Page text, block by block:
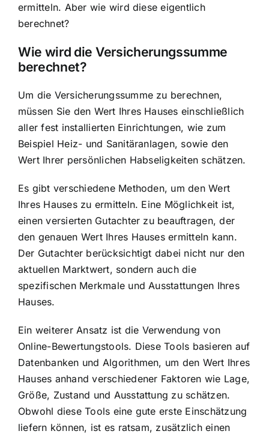
ermitteln. Aber wie wird diese eigentlich
berechnet?
Wie wird die Versicherungssumme
berechnet?
Um die Versicherungssumme zu berechnen,
müssen Sie den Wert Ihres Hauses einschließlich
aller fest installierten Einrichtungen, wie zum
Beispiel Heiz- und Sanitäranlagen, sowie den
Wert Ihrer persönlichen Habseligkeiten schätzen.
Es gibt verschiedene Methoden, um den Wert
Ihres Hauses zu ermitteln. Eine Möglichkeit ist,
einen versierten Gutachter zu beauftragen, der
den genauen Wert Ihres Hauses ermitteln kann.
Der Gutachter berücksichtigt dabei nicht nur den
aktuellen Marktwert, sondern auch die
spezifischen Merkmale und Ausstattungen Ihres
Hauses.
Ein weiterer Ansatz ist die Verwendung von
Online-Bewertungstools. Diese Tools basieren auf
Datenbanken und Algorithmen, um den Wert Ihres
Hauses anhand verschiedener Faktoren wie Lage,
Größe, Zustand und Ausstattung zu schätzen.
Obwohl diese Tools eine gute erste Einschätzung
liefern können, ist es ratsam, zusätzlich einen